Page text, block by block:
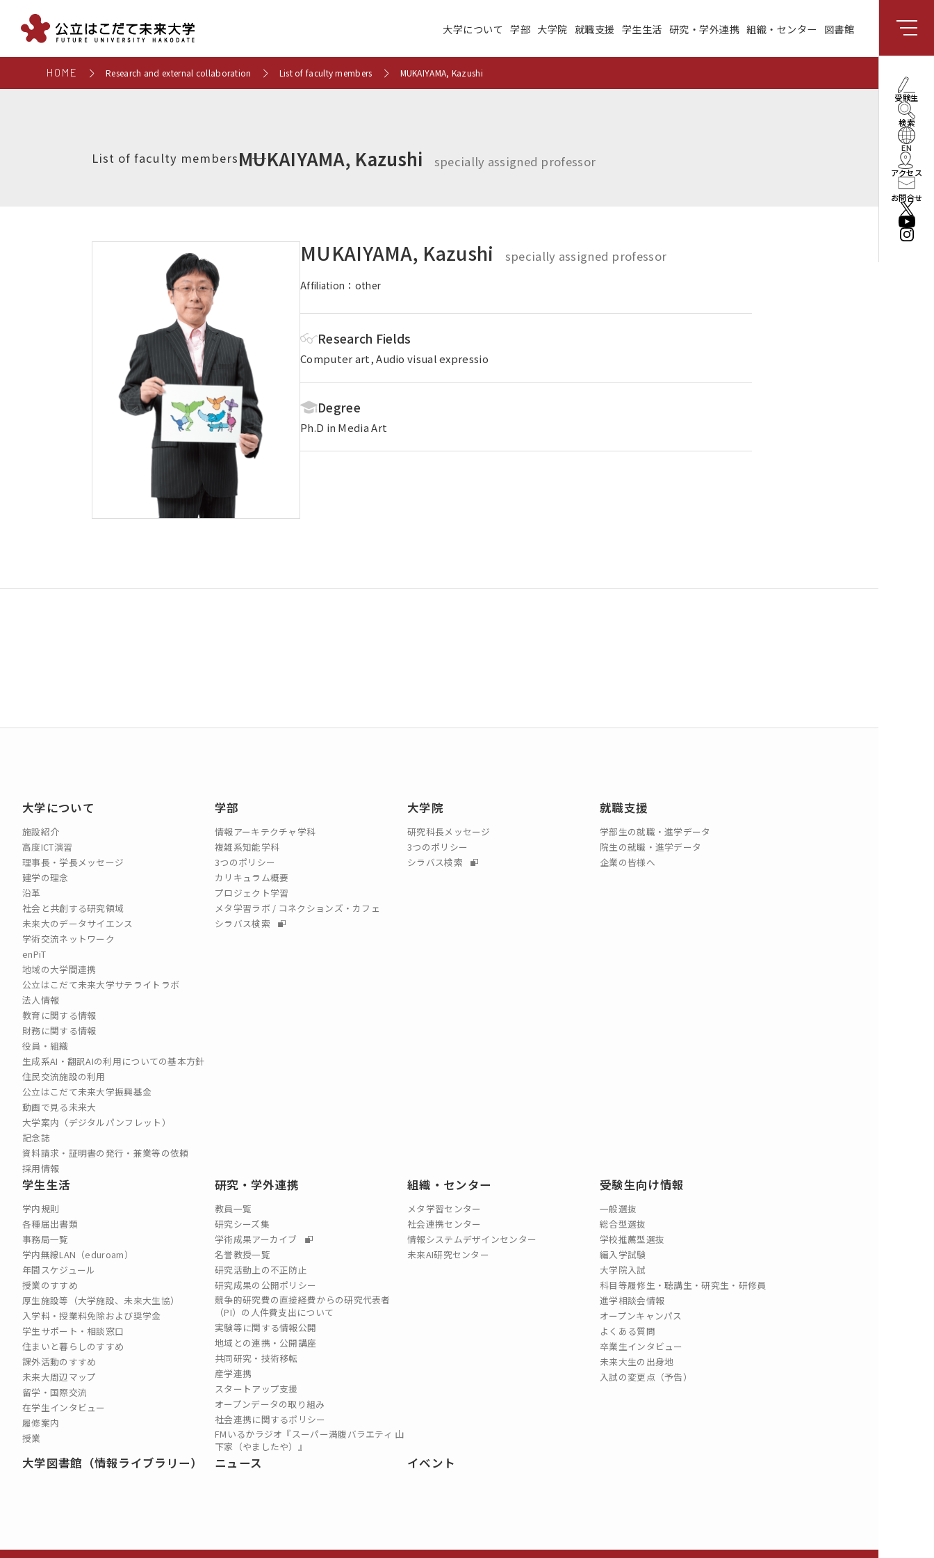
大学について 学部 大学院 就職支援 学生生活 研究・学外連携 組織・センター 図書館
コンセプト動画
理事長・学長メッセー
未来大のデータサイエ
教育に関する情報 財務に関する情報
生成系AI・翻訳AIの利
用についての基本方針
資料請求・証明書の発
受験生
検索
EN
アクセス
お問合せ
HOME Research and external collaboration List of faculty members MUKAIYAMA, Kazushi
List of faculty membersMUKAIYAMA, Kazushi specially assigned professor
MUKAIYAMA, Kazushi specially assigned professor
Affiliation： other
Research Fields
Computer art, Audio visual expressio
Degree
Ph.D in Media Art
大学について
施設紹介
高度ICT演習
理事長・学長メッセージ
建学の理念
沿革
社会と共創する研究領域
未来大のデータサイエンス
学術交流ネットワーク
enPiT
地域の大学間連携
公立はこだて未来大学サテライトラボ
法人情報
教育に関する情報
財務に関する情報
役員・組織
生成系AI・翻訳AIの利用についての基本方針
住民交流施設の利用
公立はこだて未来大学振興基金
動画で見る未来大
大学案内（デジタルパンフレット）
記念誌
資料請求・証明書の発行・兼業等の依頼
採用情報
学部
情報アーキテクチャ学科
複雑系知能学科
3つのポリシー
カリキュラム概要
プロジェクト学習
メタ学習ラボ / コネクションズ・カフェ
シラバス検索
大学院
研究科長メッセージ
3つのポリシー
シラバス検索
就職支援
学部生の就職・進学データ
院生の就職・進学データ
企業の皆様へ
学生生活
学内規則
各種届出書類
事務局一覧
学内無線LAN（eduroam）
年間スケジュール
授業のすすめ
厚生施設等（大学施設、未来大生協）
入学料・授業料免除および奨学金
学生サポート・相談窓口
住まいと暮らしのすすめ
課外活動のすすめ
未来大周辺マップ
留学・国際交流
在学生インタビュー
履修案内
授業
研究・学外連携
教員一覧
研究シーズ集
学術成果アーカイブ
名誉教授一覧
研究活動上の不正防止
研究成果の公開ポリシー
競争的研究費の直接経費からの研究代表者
（PI）の⼈件費⽀出について
実験等に関する情報公開
地域との連携・公開講座
共同研究・技術移転
産学連携
スタートアップ支援
オープンデータの取り組み
社会連携に関するポリシー
FMいるかラジオ『スーパー満腹バラエティ 山
下家（やましたや）』
組織・センター
メタ学習センター
社会連携センター
情報システムデザインセンター
未来AI研究センター
受験生向け情報
一般選抜
総合型選抜
学校推薦型選抜
編入学試験
大学院入試
科目等履修生・聴講生・研究生・研修員
進学相談会情報
オープンキャンパス
よくある質問
卒業生インタビュー
未来大生の出身地
入試の変更点（予告）
大学図書館（情報ライブラリー） ニュース イベント